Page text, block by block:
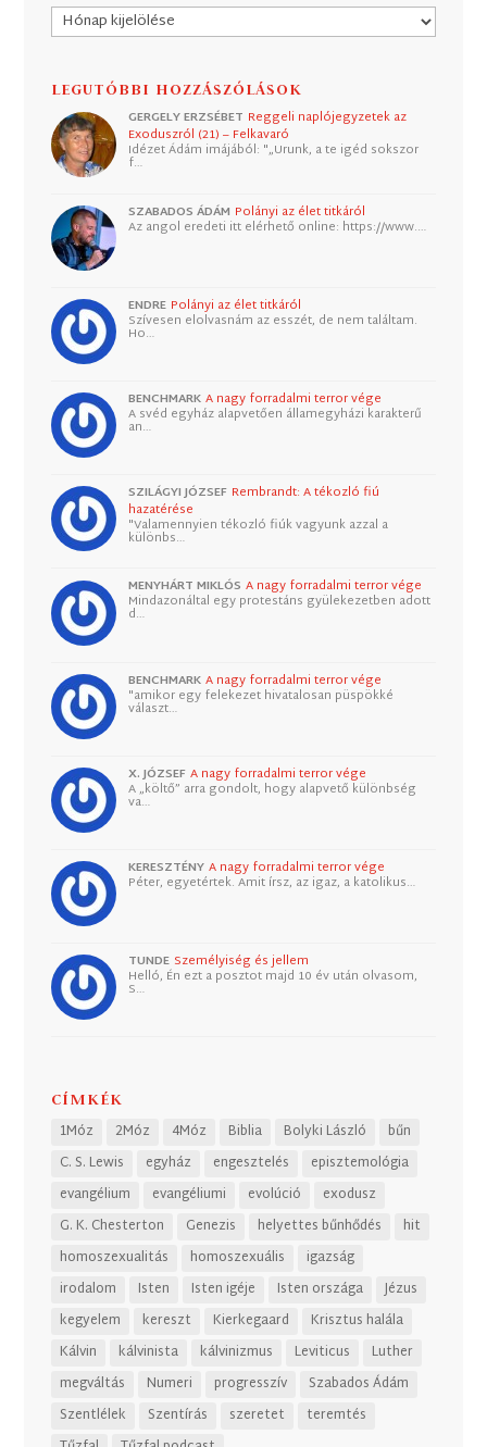
Archívum
LEGUTÓBBI HOZZÁSZÓLÁSOK
GERGELY ERZSÉBET Reggeli naplójegyzetek az
Exoduszról (21) – Felkavaró
Idézet Ádám imájából: "„Urunk, a te igéd sokszor
f…
SZABADOS ÁDÁM Polányi az élet titkáról
Az angol eredeti itt elérhető online: https://www.…
ENDRE Polányi az élet titkáról
Szívesen elolvasnám az esszét, de nem találtam.
Ho…
BENCHMARK A nagy forradalmi terror vége
A svéd egyház alapvetően államegyházi karakterű
an…
SZILÁGYI JÓZSEF Rembrandt: A tékozló fiú
hazatérése
"Valamennyien tékozló fiúk vagyunk azzal a
különbs…
MENYHÁRT MIKLÓS A nagy forradalmi terror vége
Mindazonáltal egy protestáns gyülekezetben adott
d…
BENCHMARK A nagy forradalmi terror vége
"amikor egy felekezet hivatalosan püspökké
választ…
X. JÓZSEF A nagy forradalmi terror vége
A „költő” arra gondolt, hogy alapvető különbség
va…
KERESZTÉNY A nagy forradalmi terror vége
Péter, egyetértek. Amit írsz, az igaz, a katolikus…
TUNDE Személyiség és jellem
Helló, Én ezt a posztot majd 10 év után olvasom,
S…
CÍMKÉK
1Móz 2Móz 4Móz Biblia Bolyki László
bűn
C. S. Lewis
egyház engesztelés
episztemológia
evangélium
evangéliumi evolúció
exodusz
G. K. Chesterton
Genezis helyettes bűnhődés
hit
homoszexualitás
homoszexuális
igazság
irodalom
Isten Isten igéje Isten országa
Jézus
kegyelem
kereszt Kierkegaard
Krisztus halála
Kálvin
kálvinista kálvinizmus Leviticus
Luther
megváltás
Numeri progresszív
Szabados Ádám
Szentlélek
Szentírás szeretet
teremtés